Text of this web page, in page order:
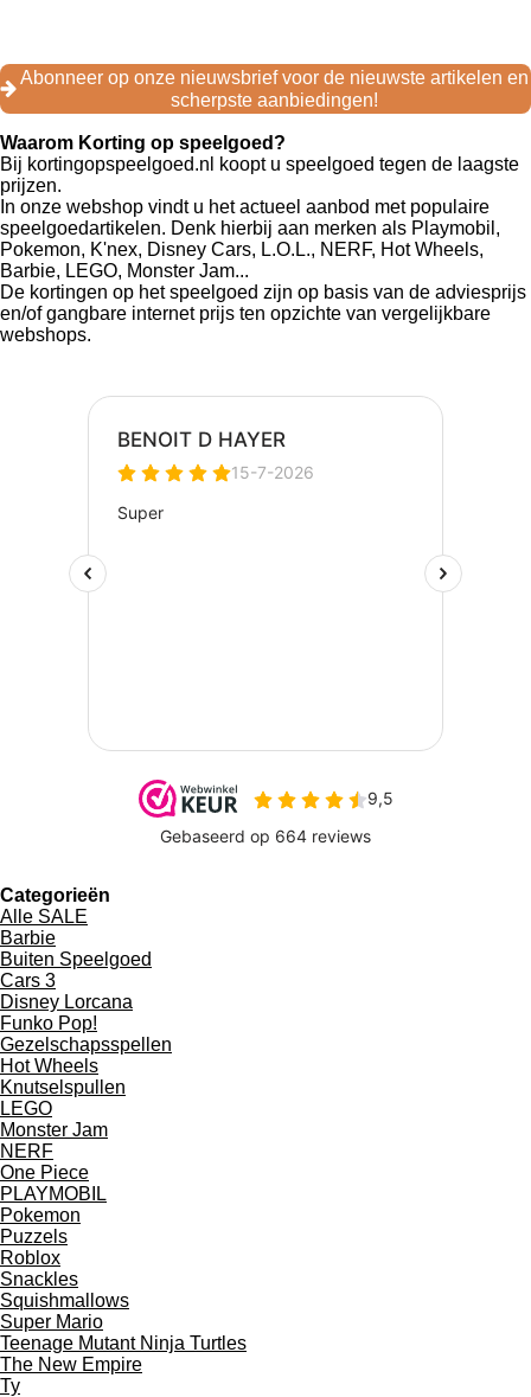
e
b
k
t
a
a
m
T
o
Abonneer op onze nieuwsbrief voor de nieuwste artikelen en
scherpste aanbiedingen!
Waarom Korting op speelgoed?
Bij kortingopspeelgoed.nl koopt u speelgoed tegen de laagste
prijzen.
In onze webshop vindt u het actueel aanbod met populaire
speelgoedartikelen. Denk hierbij aan merken als Playmobil,
Pokemon, K'nex, Disney Cars, L.O.L., NERF, Hot Wheels,
Barbie, LEGO, Monster Jam...
De kortingen op het speelgoed zijn op basis van de adviesprijs
en/of gangbare internet prijs ten opzichte van vergelijkbare
webshops.
Categorieën
Alle SALE
Barbie
Buiten Speelgoed
Cars 3
Disney Lorcana
Funko Pop!
Gezelschapsspellen
Hot Wheels
Knutselspullen
LEGO
Monster Jam
NERF
One Piece
PLAYMOBIL
Pokemon
Puzzels
Roblox
Snackles
Squishmallows
Super Mario
Teenage Mutant Ninja Turtles
The New Empire
Ty